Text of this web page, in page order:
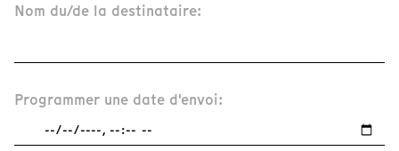
Nom du/de la destinataire:
Programmer une date d'envoi: